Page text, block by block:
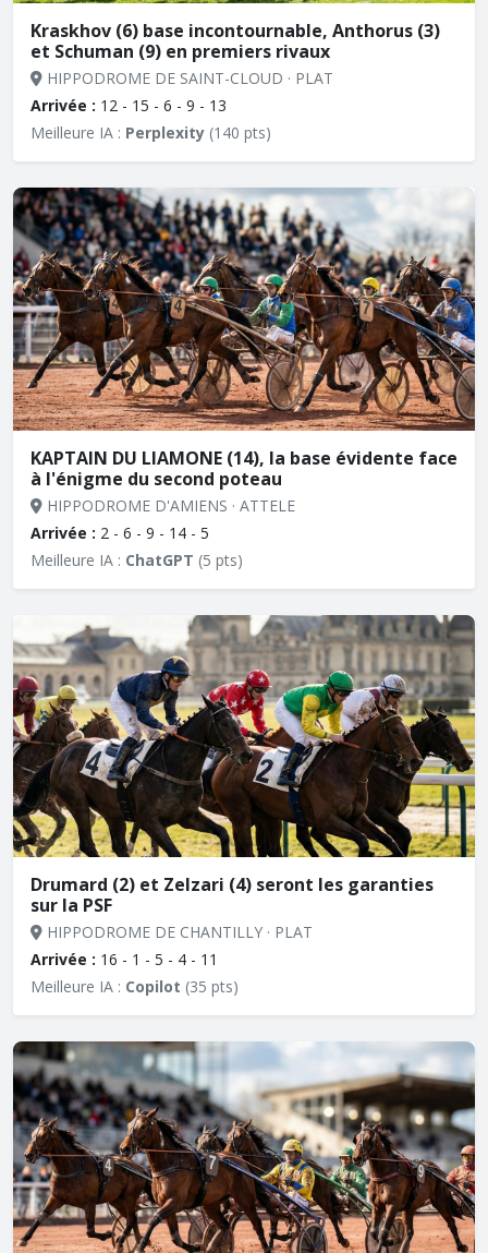
Kraskhov (6) base incontournable, Anthorus (3)
et Schuman (9) en premiers rivaux
HIPPODROME DE SAINT-CLOUD · PLAT
Arrivée : 12 - 15 - 6 - 9 - 13
Meilleure IA : Perplexity (140 pts)
KAPTAIN DU LIAMONE (14), la base évidente face
à l'énigme du second poteau
HIPPODROME D'AMIENS · ATTELE
Arrivée : 2 - 6 - 9 - 14 - 5
Meilleure IA : ChatGPT (5 pts)
Drumard (2) et Zelzari (4) seront les garanties
sur la PSF
HIPPODROME DE CHANTILLY · PLAT
Arrivée : 16 - 1 - 5 - 4 - 11
Meilleure IA : Copilot (35 pts)